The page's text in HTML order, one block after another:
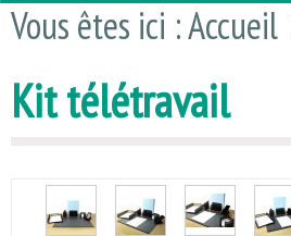
Vous êtes ici :Accueil
Kit télétravail